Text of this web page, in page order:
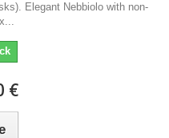
Elegant Nebbiolo with non-
€